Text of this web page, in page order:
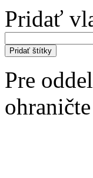
Pridať
Pridať štítky
Pre